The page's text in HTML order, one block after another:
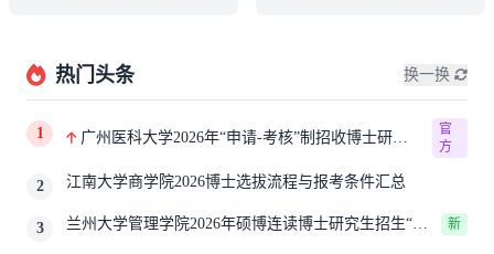
热门头条 换一换
1
广州医科大学2026年“申请-考核”制招收博士研究
官
方
2 江南大学商学院2026博士选拔流程与报考条件汇总
3
兰州大学管理学院2026年硕博连读博士研究生招生“申
新